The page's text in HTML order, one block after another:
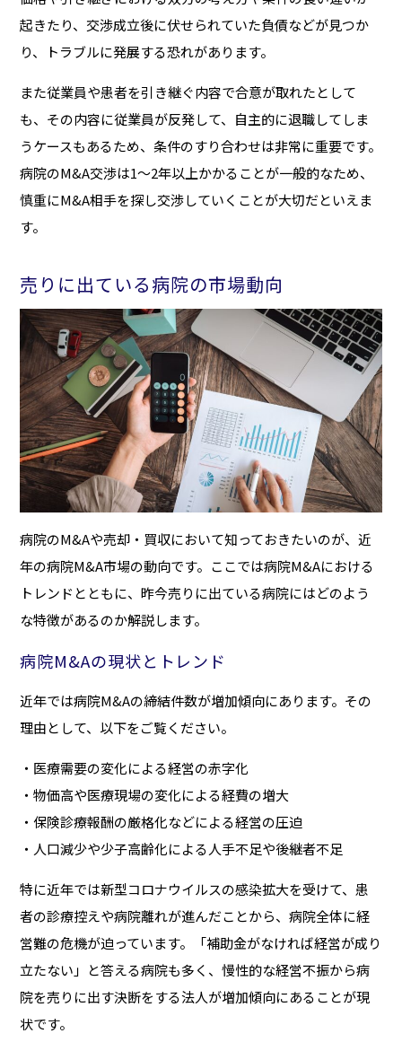
起きたり、交渉成立後に伏せられていた負債などが見つか
り、トラブルに発展する恐れがあります。
また従業員や患者を引き継ぐ内容で合意が取れたとして
も、その内容に従業員が反発して、自主的に退職してしま
うケースもあるため、条件のすり合わせは非常に重要です。
病院のM&A交渉は1〜2年以上かかることが一般的なため、
慎重にM&A相手を探し交渉していくことが大切だといえま
す。
売りに出ている病院の市場動向
病院のM&Aや売却・買収において知っておきたいのが、近
年の病院M&A市場の動向です。ここでは病院M&Aにおける
トレンドとともに、昨今売りに出ている病院にはどのよう
な特徴があるのか解説します。
病院M&Aの現状とトレンド
近年では病院M&Aの締結件数が増加傾向にあります。その
理由として、以下をご覧ください。
・医療需要の変化による経営の赤字化
・物価高や医療現場の変化による経費の増大
・保険診療報酬の厳格化などによる経営の圧迫
・人口減少や少子高齢化による人手不足や後継者不足
特に近年では新型コロナウイルスの感染拡大を受けて、患
者の診療控えや病院離れが進んだことから、病院全体に経
営難の危機が迫っています。「補助金がなければ経営が成り
立たない」と答える病院も多く、慢性的な経営不振から病
院を売りに出す決断をする法人が増加傾向にあることが現
状です。